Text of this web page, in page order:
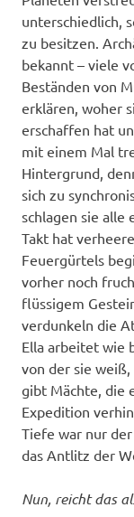
unterschiedlich,
zu besitzen.
bekannt – viele
Beständen von
erklären, woher
erschaffen hat
mit einem Mal
Hintergrund,
sich zu
schlagen sie alle
Takt hat
Feuergürtels
vorher noch
flüssigem
verdunkeln die
Ella arbeitet wie
von der sie weiß,
gibt Mächte, die
Expedition
Tiefe war nur
das Antlitz der
Nun, reicht das